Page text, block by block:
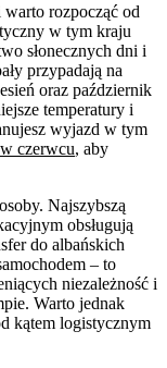
rozpocząć od
w tym kraju
słonecznych dni i
przypadają na
oraz październik
temperatury i
wyjazd w tym
czerwcu, aby
Najszybszą
obsługują
do albańskich
– to
niezależność i
Warto jednak
kątem logistycznym